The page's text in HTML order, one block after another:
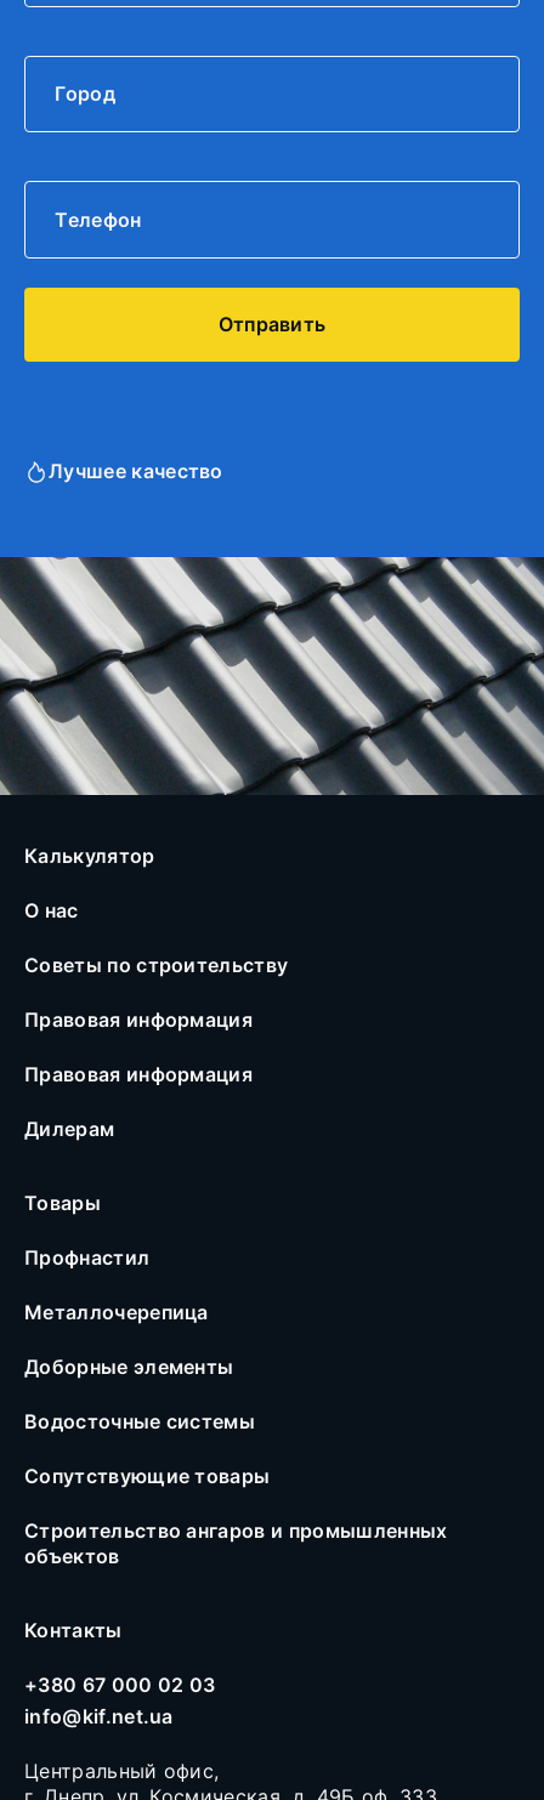
Лучшее качество
Калькулятор
О нас
Советы по строительству
Правовая информация
Правовая информация
Дилерам
Товары
Профнастил
Металлочерепица
Доборные элементы
Водосточные системы
Сопутствующие товары
Строительство ангаров и промышленных
объектов
Контакты
+380 67 000 02 03
info@kif.net.ua
Центральный офис,